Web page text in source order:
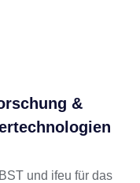
&
und ifeu für das